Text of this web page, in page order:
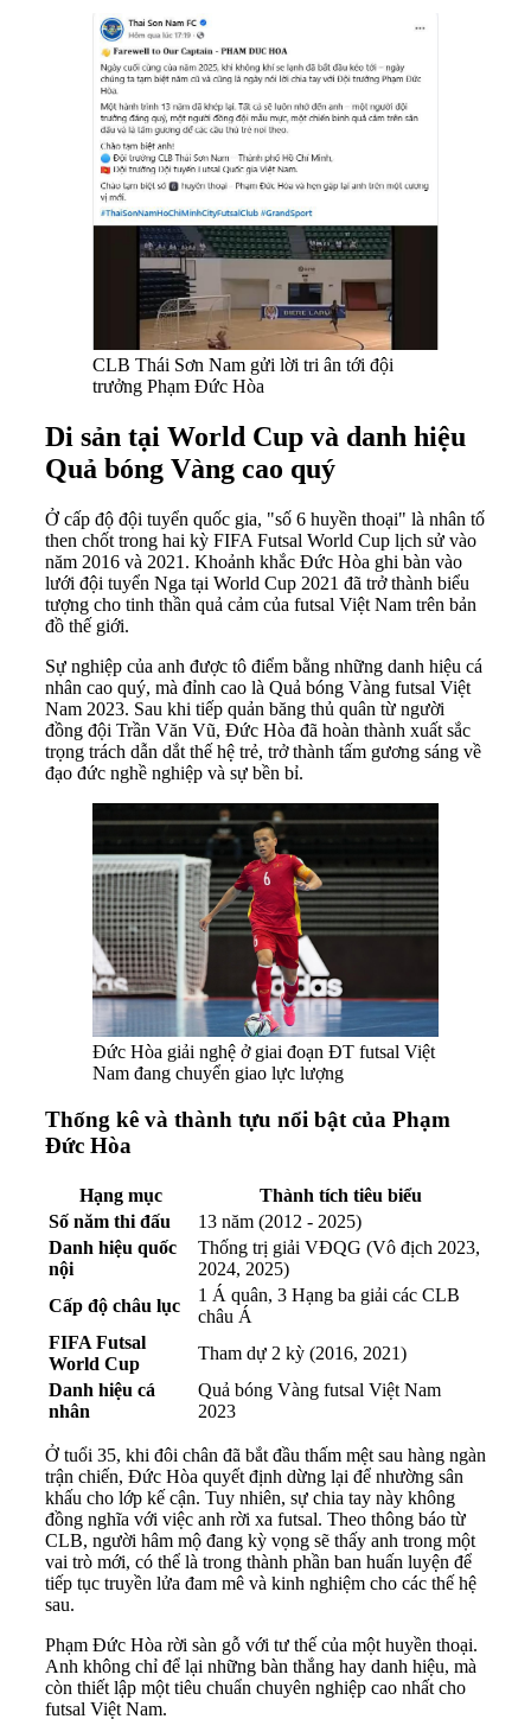
CLB Thái Sơn Nam gửi lời tri ân tới đội
trưởng Phạm Đức Hòa
Di sản tại World Cup và danh hiệu
Quả bóng Vàng cao quý
Ở cấp độ đội tuyển quốc gia, "số 6 huyền thoại" là nhân tố
then chốt trong hai kỳ FIFA Futsal World Cup lịch sử vào
năm 2016 và 2021. Khoảnh khắc Đức Hòa ghi bàn vào
lưới đội tuyển Nga tại World Cup 2021 đã trở thành biểu
tượng cho tinh thần quả cảm của futsal Việt Nam trên bản
đồ thế giới.
Sự nghiệp của anh được tô điểm bằng những danh hiệu cá
nhân cao quý, mà đỉnh cao là Quả bóng Vàng futsal Việt
Nam 2023. Sau khi tiếp quản băng thủ quân từ người
đồng đội Trần Văn Vũ, Đức Hòa đã hoàn thành xuất sắc
trọng trách dẫn dắt thế hệ trẻ, trở thành tấm gương sáng về
đạo đức nghề nghiệp và sự bền bỉ.
Đức Hòa giải nghệ ở giai đoạn ĐT futsal Việt
Nam đang chuyển giao lực lượng
Thống kê và thành tựu nổi bật của Phạm
Đức Hòa
Hạng mục
Thành tích tiêu biểu
Số năm thi đấu
13 năm (2012 - 2025)
Danh hiệu quốc
nội
Thống trị giải VĐQG (Vô địch 2023,
2024, 2025)
Cấp độ châu lục
1 Á quân, 3 Hạng ba giải các CLB
châu Á
FIFA Futsal
World Cup
Tham dự 2 kỳ (2016, 2021)
Danh hiệu cá
nhân
Quả bóng Vàng futsal Việt Nam
2023
Ở tuổi 35, khi đôi chân đã bắt đầu thấm mệt sau hàng ngàn
trận chiến, Đức Hòa quyết định dừng lại để nhường sân
khấu cho lớp kế cận. Tuy nhiên, sự chia tay này không
đồng nghĩa với việc anh rời xa futsal. Theo thông báo từ
CLB, người hâm mộ đang kỳ vọng sẽ thấy anh trong một
vai trò mới, có thể là trong thành phần ban huấn luyện để
tiếp tục truyền lửa đam mê và kinh nghiệm cho các thế hệ
sau.
Phạm Đức Hòa rời sàn gỗ với tư thế của một huyền thoại.
Anh không chỉ để lại những bàn thắng hay danh hiệu, mà
còn thiết lập một tiêu chuẩn chuyên nghiệp cao nhất cho
futsal Việt Nam.